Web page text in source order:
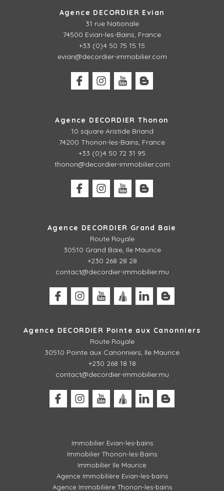
Agence DECORDIER Evian
31 rue Nationale
74500 Evian-les-Bains, France
+33 (0)4 50 75 15 15
evian@decordier-immobilier.com
Agence DECORDIER Thonon
10 square Aristide Briand
74200 Thonon-les-Bains, France
+33 (0)4 50 72 31 95
thonon@decordier-immobilier.com
Agence DECORDIER Grand Baie
Route Royale
30510 Grand Baie, Ile Maurice
+230 268 28 28
contact@decordier-immobilier.mu
Agence DECORDIER Pointe aux Canonniers
Route Royale
30510 Pointe aux Canonniers, Ile Maurice
+230 268 18 18
contact@decordier-immobilier.mu
Immobilier Evian-les-bains
Immobilier Thonon-les-Bains
Immobilier Ile Maurice
Agence Immobilière Evian-les-bains
Agence Immobilière Thonon-les-bains